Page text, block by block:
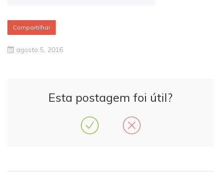
Compartilhar
agosto 5, 2016
Esta postagem foi útil?